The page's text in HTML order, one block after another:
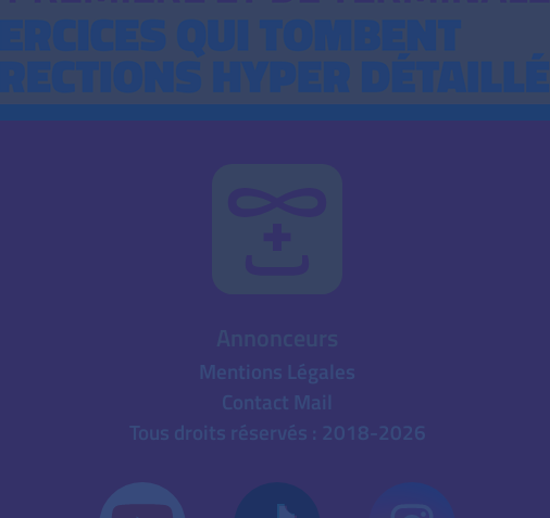
Mentions Légales
Contact Mail
Tous droits réservés : 2018-2026